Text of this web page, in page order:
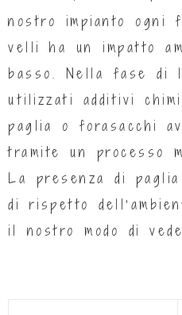
nostro impianto ogni
velli ha un impatto
basso. Nella fase di
utilizzati additivi
paglia o forasacchi
tramite un processo
La presenza di
di rispetto
il nostro modo di